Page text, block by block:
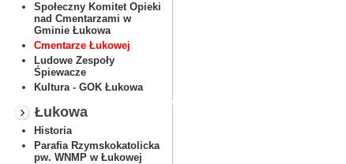
Społeczny Komitet Opieki
nad Cmentarzami w
Gminie Łukowa
Cmentarze Łukowej
Ludowe Zespoły
Śpiewacze
Kultura - GOK Łukowa
Łukowa
Historia
Parafia Rzymskokatolicka
pw. WNMP w Łukowej